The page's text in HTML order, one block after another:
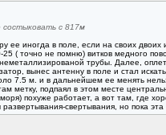
с 817м
ее иногда в поле, если на своих
( точно не помню) витков медного
трубы. Далее,
вынес антенну в поле и стал
7.5 м. и в дальнейшем ее менять
метку, подпаял в этом месте
моря) похуже работает, а вот там, где
свертывания, но пока